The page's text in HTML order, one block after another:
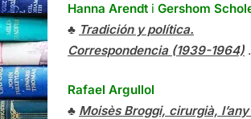
Hanna Arendt i Gershom
♣ Tradición y política.
Correspondencia (1939-1964) .
Rafael Argullol
♣ Moisès Broggi, cirurgià, l’any